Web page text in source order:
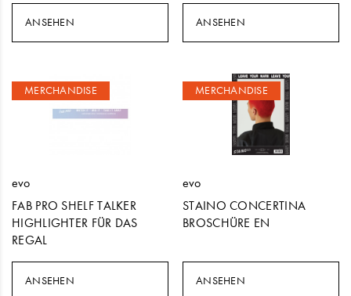
ANSEHEN ANSEHEN
MERCHANDISE
evo
FAB PRO SHELF TALKER
HIGHLIGHTER FÜR DAS
REGAL
ANSEHEN
MERCHANDISE
evo
STAINO CONCERTINA
BROSCHÜRE EN
ANSEHEN